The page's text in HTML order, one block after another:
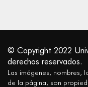
© Copyright 2022
derechos reservados.
Las imágenes, nombres,
de la página, son